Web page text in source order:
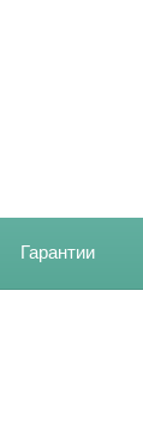
Гарантии